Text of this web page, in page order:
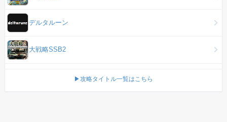
デルタルーン
大戦略SSB2
▶攻略タイトル一覧はこちら